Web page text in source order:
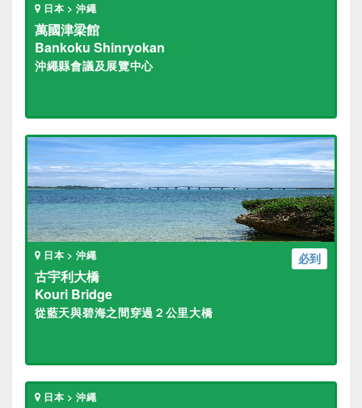
日本 > 沖繩
萬國津梁館
Bankoku Shinryokan
沖繩縣會議及展覽中心
必到
日本 > 沖繩
古宇利大橋
Kouri Bridge
從藍天與碧海之間穿過２公里大橋
日本 > 沖繩